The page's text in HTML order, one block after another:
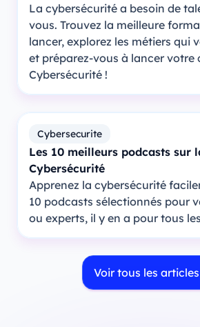
La cybersécurité a besoin de
vous. Trouvez la meilleure
lancer, explorez les métiers qui
et préparez-vous à lancer votre
Cybersécurité !
Cybersecurite
Les 10 meilleurs podcasts sur
Cybersécurité
Apprenez la cybersécurité
10 podcasts sélectionnés pour
ou experts, il y en a pour tous
Voir tous les articles